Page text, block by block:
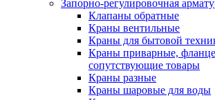
Запорно-регулировочная
Клапаны обратные
Краны вентильные
Краны для бытовой
Краны приварные,
сопутствующие товары
Краны разные
Краны шаровые для воды